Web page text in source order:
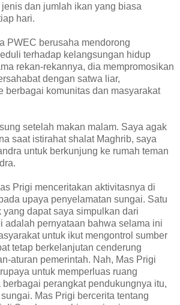
dan jumlah ikan yang biasa
hari.
PWEC berusaha mendorong
terhadap kelangsungan hidup
rekan-rekannya, dia mempromosikan
dengan satwa liar,
berbagai komunitas dan masyarakat
setelah makan malam. Saya agak
saat istirahat shalat Maghrib, saya
untuk berkunjung ke rumah teman
Prigi menceritakan aktivitasnya di
upaya penyelamatan sungai. Satu
dapat saya simpulkan dari
adalah pernyataan bahwa selama ini
untuk ikut mengontrol sumber
tetap berkelanjutan cenderung
aturan pemerintah. Nah, Mas Prigi
untuk memperluas ruang
perangkat pendukungnya itu,
Mas Prigi bercerita tentang